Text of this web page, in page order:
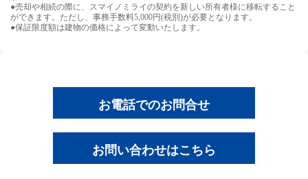
●売却や相続の際に、スマイノミライの契約を新しい所有者様に移転すること
ができます。ただし、事務手数料5,000円(税別)が必要となります。
●保証限度額は建物の価格によって変動いたします。
お電話でのお問合せ
お問い合わせはこちら